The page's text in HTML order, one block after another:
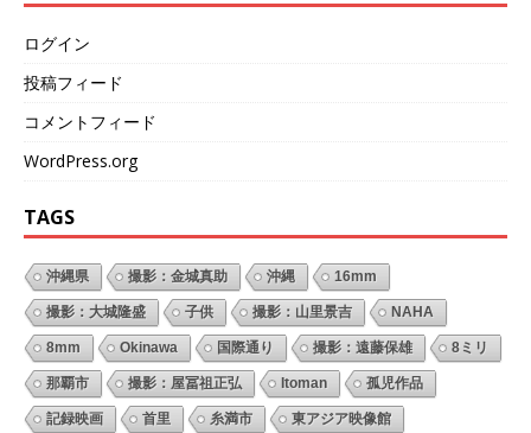
ログイン
投稿フィード
コメントフィード
WordPress.org
TAGS
沖縄県 撮影：金城真助 沖縄 16mm
撮影：大城隆盛 子供 撮影：山里景吉 NAHA
8mm Okinawa 国際通り 撮影：遠藤保雄 8ミリ
那覇市 撮影：屋冨祖正弘 Itoman 孤児作品
記録映画 首里 糸満市 東アジア映像館